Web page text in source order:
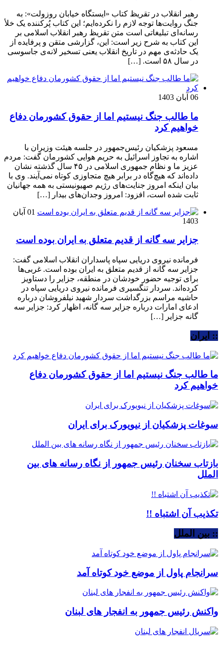
رهبر انقلاب در تقریظ کتاب «ایستگاه خیابان روزولت»: به
جنگ روایت‌ها توجه لازم را نکرده‌ایم؛ این کتاب پُرکننده‌ یک خلأ
رسانه‌ای تبلیغاتی است متن تقریظ رهبر انقلاب اسلامی بر
این کتاب به شرح زیر است: این، گزارشی متقن و پرفایده از
یک حادثه‌ی مهم در تاریخ انقلاب یعنی تسخیر لانه‌ی جاسوسی
در سال ۵۸ است. […]
06 آبان 1403
ما طالب جنگ نیستیم اما از حقوق کشورمان دفاع
خواهیم کرد
مسعود پزشکیان رئیس‌جمهور در جلسه هیئت وزیران با
اشاره به تجاوز اسرائیل به حریم هوایی کشورمان گفت: مردم
عزیز ما و نظام جمهوری اسلامی در ۴۵ سال گذشته نشان
داده‌اند که هیچ‌گاه در برابر هیچ متجاوزی کوتاه نمی‌آیند. وی با
بیان اینکه امروز جنایت‌های رژیم صهیونیستی به همه جهانیان
ثابت شده است، افزود: امروز وجدان‌های بیدار […]
01 آبان
1403
جزایر سه گانه از قدیم متعلق به ایران بوده است
فرمانده نیروی دریایی سپاه پاسداران انقلاب اسلامی گفت:
جزایر سه گانه از قدیم متعلق به ایران بوده است. غربی‌ها
برای توجیه حضور خودشان در منطقه، جزایر را دستاویز
کرده‌اند. سردار تنگسیری فرمانده نیروی دریایی سپاه در
حاشیه مراسم بزرگداشت سردار شهید نیلفروشان درباره
ادعای امارات درباره جزایر سه گانه، اظهار کرد: جزایر سه
گانه جزایر […]
:: ایران
ما طالب جنگ نیستیم اما از حقوق کشورمان دفاع
خواهیم کرد
سوغات پزشکیان از نیویورک برای ایران
بازتاب سخنان رئیس جمهور از نگاه رسانه های بین
الملل
تکذیب آن اشتباه !!
:: بین الملل
سرانجام پاول از موضع خود کوتاه آمد
واکنش رئیس جمهور به انفجار های لبنان